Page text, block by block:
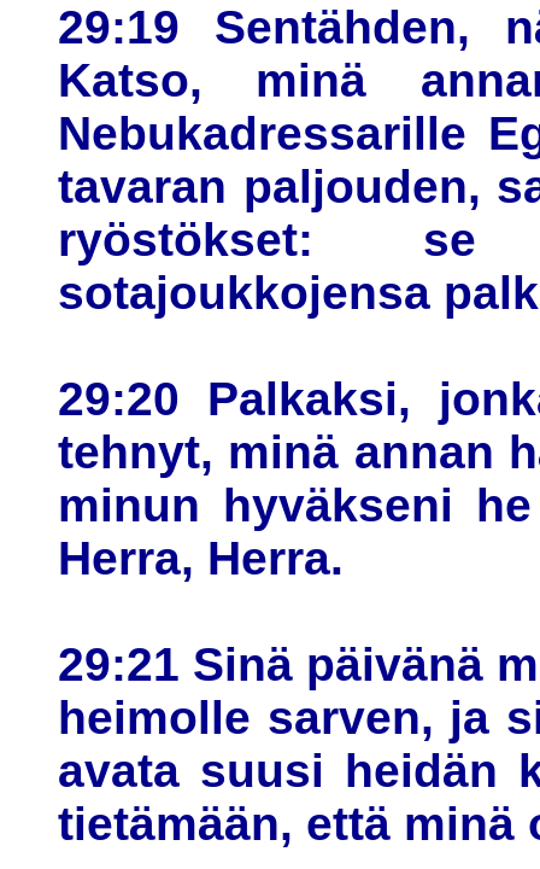
29:19 Sentähden,
Katso, minä
Nebukadressarille
tavaran paljouden,
ryöstökset:
sotajoukkojensa
29:20 Palkaksi,
tehnyt, minä annan
minun hyväkseni
Herra, Herra.
29:21 Sinä päivänä
heimolle sarven, ja
avata suusi heidän
tietämään, että minä